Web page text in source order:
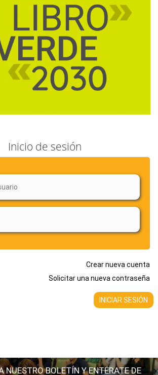
Inicio de sesión
Crear nueva cuenta
Solicitar una nueva contraseña
NUESTRO BOLETÍN Y ENTÉRATE DE